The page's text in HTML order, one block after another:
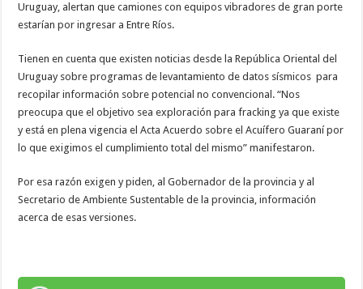
Uruguay, alertan que camiones con equipos vibradores de gran porte
estarían por ingresar a Entre Ríos.
Tienen en cuenta que existen noticias desde la República Oriental del
Uruguay sobre programas de levantamiento de datos sísmicos para
recopilar información sobre potencial no convencional. “Nos
preocupa que el objetivo sea exploración para fracking ya que existe
y está en plena vigencia el Acta Acuerdo sobre el Acuífero Guaraní por
lo que exigimos el cumplimiento total del mismo” manifestaron.
Por esa razón exigen y piden, al Gobernador de la provincia y al
Secretario de Ambiente Sustentable de la provincia, información
acerca de esas versiones.